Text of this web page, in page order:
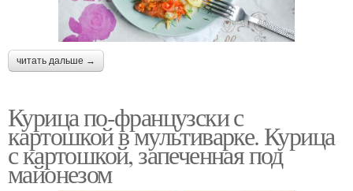
читать дальше →
Курица по-французски с
картошкой в мультиварке. Курица
с картошкой, запеченная под
майонезом